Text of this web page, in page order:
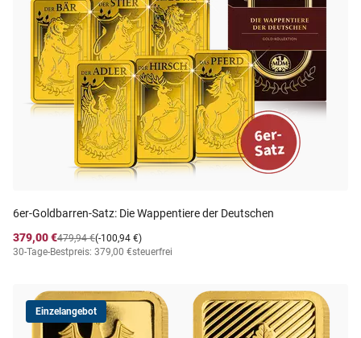
6er-Goldbarren-Satz: Die Wappentiere der Deutschen
379,00 €
(-100,94 €)
479,94 €
30-Tage-Bestpreis: 379,00 €steuerfrei
Einzelangebot